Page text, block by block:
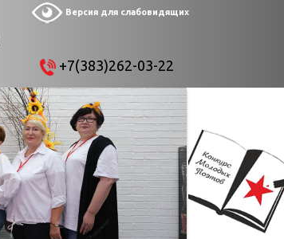
Версия для слабовидящих
+7(383)262-03-22